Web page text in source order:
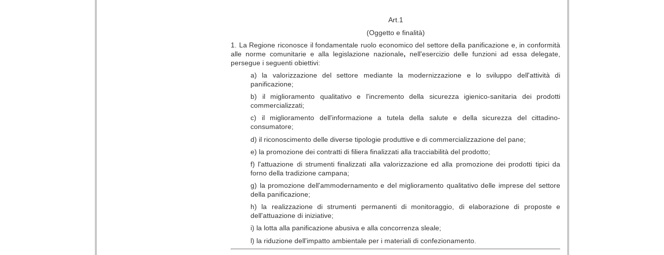
Art.1
(Oggetto e finalità)
1. La Regione riconosce il fondamentale ruolo economico del settore della panificazione e, in conformità
alle norme comunitarie e alla legislazione nazionale, nell'esercizio delle funzioni ad essa delegate,
persegue i seguenti obiettivi:
a) la valorizzazione del settore mediante la modernizzazione e lo sviluppo dell'attività di
panificazione;
b) il miglioramento qualitativo e l'incremento della sicurezza igienico-sanitaria dei prodotti
commercializzati;
c) il miglioramento dell'informazione a tutela della salute e della sicurezza del cittadino-
consumatore;
d) il riconoscimento delle diverse tipologie produttive e di commercializzazione del pane;
e) la promozione dei contratti di filiera finalizzati alla tracciabilità del prodotto;
f) l'attuazione di strumenti finalizzati alla valorizzazione ed alla promozione dei prodotti tipici da
forno della tradizione campana;
g) la promozione dell'ammodernamento e del miglioramento qualitativo delle imprese del settore
della panificazione;
h) la realizzazione di strumenti permanenti di monitoraggio, di elaborazione di proposte e
dell'attuazione di iniziative;
i) la lotta alla panificazione abusiva e alla concorrenza sleale;
l) la riduzione dell'impatto ambientale per i materiali di confezionamento.